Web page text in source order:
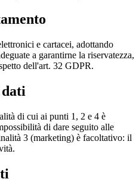
e cartacei, adottando
a garantirne la riservatezza,
dell'art. 32 GDPR.
di cui ai punti 1, 2 e 4 è
di dare seguito alle
3 (marketing) è facoltativo: il